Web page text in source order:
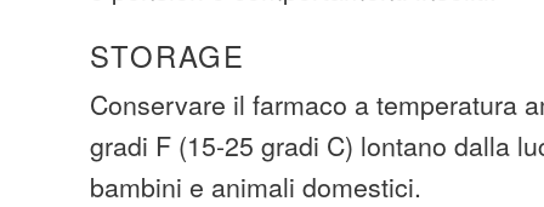
STORAGE
Conservare il farmaco a temperatura
gradi F (15-25 gradi C) lontano dalla
bambini e animali domestici.